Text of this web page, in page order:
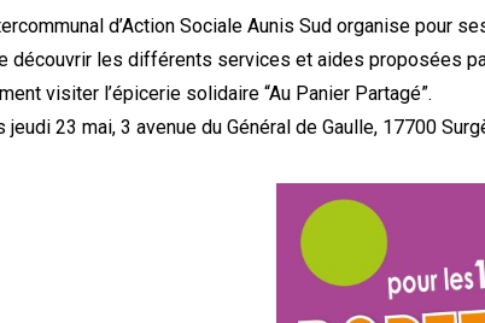
d’Action Sociale Aunis Sud organise pour
découvrir les différents services et aides proposées
visiter l’épicerie solidaire “Au Panier Partagé”.
jeudi 23 mai, 3 avenue du Général de Gaulle, 17700